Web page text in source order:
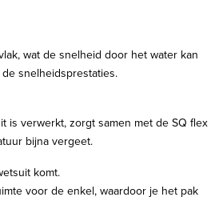
wat de snelheid door het water kan
snelheidsprestaties.
is verwerkt, zorgt samen met de SQ flex
bijna vergeet.
komt.
voor de enkel, waardoor je het pak